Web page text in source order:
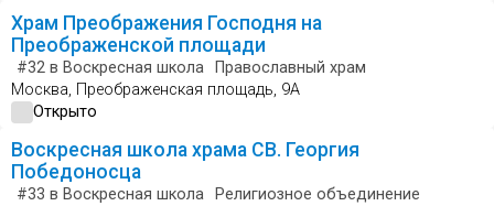
Храм Преображения Господня на
Преображенской площади
#32 в Воскресная школа
Православный храм
Москва, Преображенская площадь, 9А
Открыто
Воскресная школа храма СВ. Георгия
Победоносца
#33 в Воскресная школа
Религиозное объединение